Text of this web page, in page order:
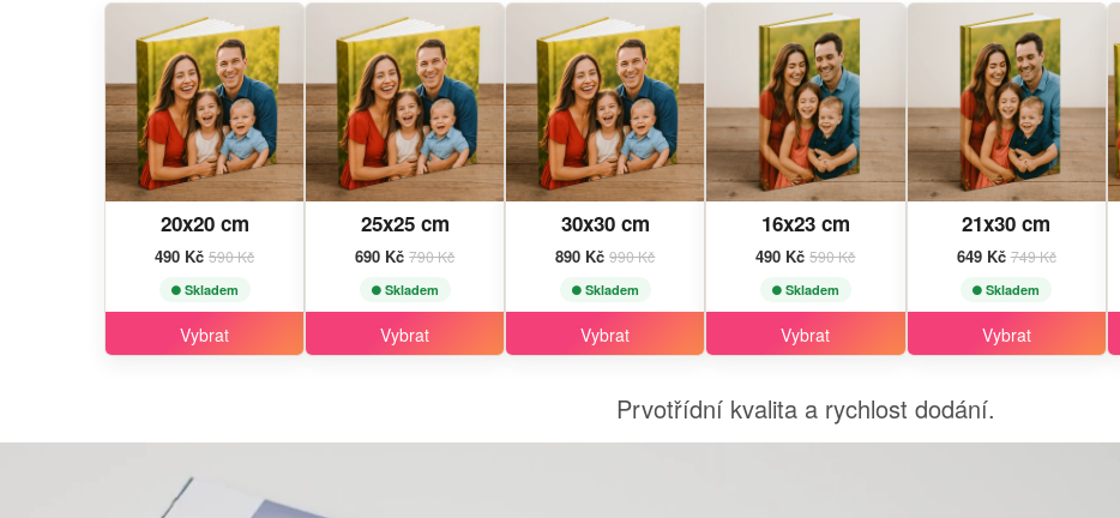
20x20 cm
490 Kč590 Kč
Skladem
Vybrat
25x25 cm
690 Kč790 Kč
Skladem
Vybrat
30x30 cm
890 Kč990 Kč
Skladem
Vybrat
16x23 cm
490 Kč590 Kč
Skladem
Vybrat
21x30 cm
649 Kč749 Kč
Skladem
Vybrat
Prvotřídní kvalita a rychlost dodání.